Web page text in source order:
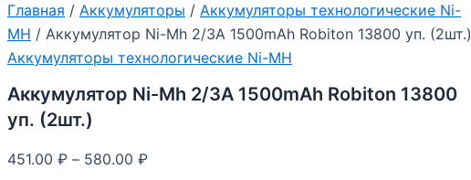
Главная / Аккумуляторы / Аккумуляторы технологические Ni-
MH / Аккумулятор Ni-Mh 2/3A 1500mAh Robiton 13800 уп. (2шт.)
Аккумуляторы технологические Ni-MH
Аккумулятор Ni-Mh 2/3A 1500mAh Robiton 13800
уп. (2шт.)
451.00 ₽ – 580.00 ₽